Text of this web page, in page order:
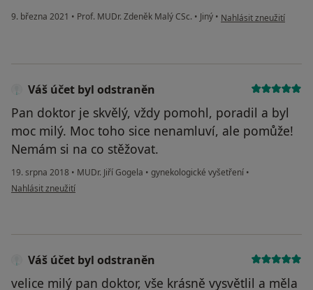
9. března 2021 • Prof. MUDr. Zdeněk Malý CSc. • Jiný • podle názoru uživatele
Nahlásit zneužití
Váš účet byl odstraněn
Pan doktor je skvělý, vždy pomohl, poradil a byl
moc milý. Moc toho sice nenamluví, ale pomůže!
Nemám si na co stěžovat.
19. srpna 2018 • MUDr. Jiří Gogela • gynekologické vyšetření •
podle názoru uživatele Váš účet byl odstraněn
Nahlásit zneužití
Váš účet byl odstraněn
velice milý pan doktor, vše krásně vysvětlil a měla